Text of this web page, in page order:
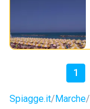
1
Spiagge.it Marche